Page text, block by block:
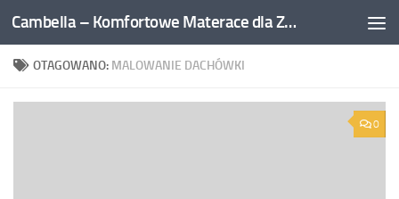
Przejdź do treści Cambella – Komfortowe Materace dla Zdrowego Snu
OTAGOWANO: MALOWANIE DACHÓWKI
0